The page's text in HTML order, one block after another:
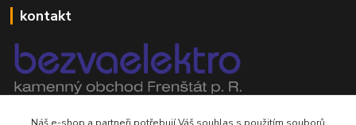
kontakt
mobil 605 268 512